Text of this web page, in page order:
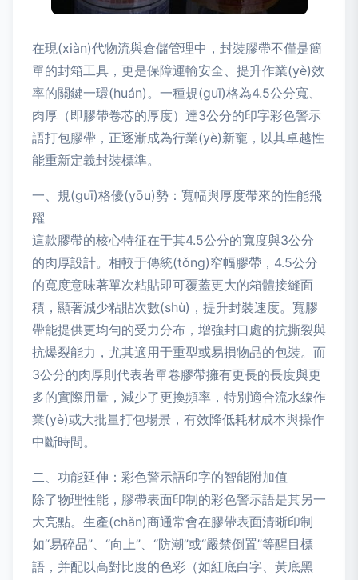
在現(xiàn)代物流與倉儲管理中，封裝膠帶不僅是簡
單的封箱工具，更是保障運輸安全、提升作業(yè)效
率的關鍵一環(huán)。一種規(guī)格為4.5公分寬、
肉厚（即膠帶卷芯的厚度）達3公分的印字彩色警示
語打包膠帶，正逐漸成為行業(yè)新寵，以其卓越性
能重新定義封裝標準。
一、規(guī)格優(yōu)勢：寬幅與厚度帶來的性能飛
躍
這款膠帶的核心特征在于其4.5公分的寬度與3公分
的肉厚設計。相較于傳統(tǒng)窄幅膠帶，4.5公分
的寬度意味著單次粘貼即可覆蓋更大的箱體接縫面
積，顯著減少粘貼次數(shù)，提升封裝速度。寬膠
帶能提供更均勻的受力分布，增強封口處的抗撕裂與
抗爆裂能力，尤其適用于重型或易損物品的包裝。而
3公分的肉厚則代表著單卷膠帶擁有更長的長度與更
多的實際用量，減少了更換頻率，特別適合流水線作
業(yè)或大批量打包場景，有效降低耗材成本與操作
中斷時間。
二、功能延伸：彩色警示語印字的智能附加值
除了物理性能，膠帶表面印制的彩色警示語是其另一
大亮點。生產(chǎn)商通常會在膠帶表面清晰印制
如“易碎品”、“向上”、“防潮”或“嚴禁倒置”等醒目標
語，并配以高對比度的色彩（如紅底白字、黃底黑